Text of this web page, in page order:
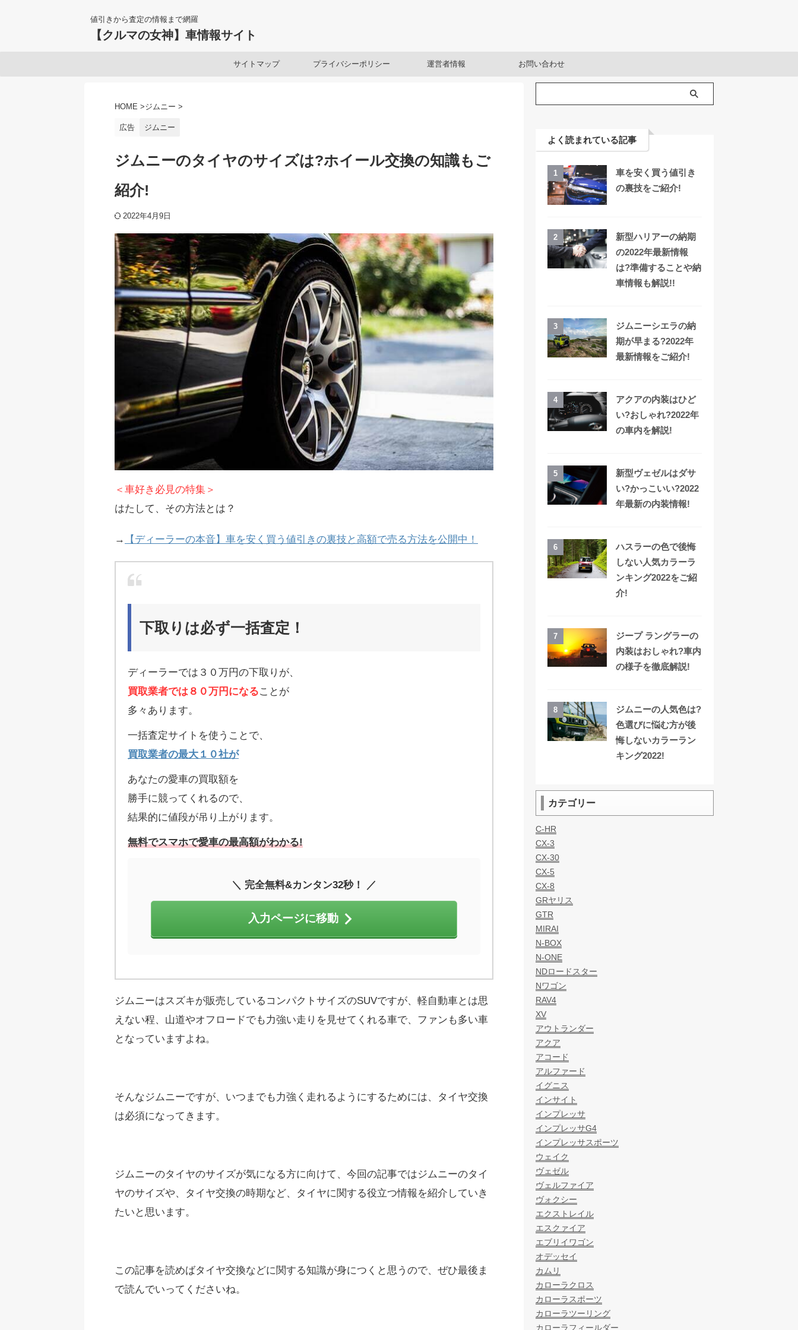
値引きから査定の情報まで網羅
【クルマの女神】車情報サイト
サイトマップ プライバシーポリシー 運営者情報 お問い合わせ
HOME >ジムニー >
広告 ジムニー
ジムニーのタイヤのサイズは?ホイール交換の知識もご
紹介!
2022年4月9日
＜車好き必見の特集＞
はたして、その方法とは？
→ 【ディーラーの本音】車を安く買う値引きの裏技と高額で売る方法を公開中！
下取りは必ず一括査定！
ディーラーでは３０万円の下取りが、
買取業者では８０万円になることが
多々あります。
一括査定サイトを使うことで、
買取業者の最大１０社が
あなたの愛車の買取額を
勝手に競ってくれるので、
結果的に値段が吊り上がります。
無料でスマホで愛車の最高額がわかる!
＼ 完全無料&カンタン32秒！ ／
入力ページに移動
ジムニーはスズキが販売しているコンパクトサイズのSUVですが、軽自動車とは思
えない程、山道やオフロードでも力強い走りを見せてくれる車で、ファンも多い車
となっていますよね。
そんなジムニーですが、いつまでも力強く走れるようにするためには、タイヤ交換
は必須になってきます。
ジムニーのタイヤのサイズが気になる方に向けて、 今回の記事ではジムニーのタイ
ヤのサイズや、タイヤ交換の時期など、タイヤに関する役立つ情報を紹介していき
たいと思います。
この記事を読めばタイヤ交換などに関する知識が身につくと思うので、ぜひ最後ま
で読んでいってくださいね。
よく読まれている記事
1
車を安く買う値引き
の裏技をご紹介!
2
新型ハリアーの納期
の2022年最新情報
は?準備することや納
車情報も解説!!
3
ジムニーシエラの納
期が早まる?2022年
最新情報をご紹介!
4
アクアの内装はひど
い?おしゃれ?2022年
の車内を解説!
5
新型ヴェゼルはダサ
い?かっこいい?2022
年最新の内装情報!
6
ハスラーの色で後悔
しない人気カラーラ
ンキング2022をご紹
介!
7
ジープ ラングラーの
内装はおしゃれ?車内
の様子を徹底解説!
8
ジムニーの人気色は?
色選びに悩む方が後
悔しないカラーラン
キング2022!
カテゴリー
C-HR
CX-3
CX-30
CX-5
CX-8
GRヤリス
GTR
MIRAI
N-BOX
N-ONE
NDロードスター
Nワゴン
RAV4
XV
アウトランダー
アクア
アコード
アルファード
イグニス
インサイト
インプレッサ
インプレッサG4
インプレッサスポーツ
ウェイク
ヴェゼル
ヴェルファイア
ヴォクシー
エクストレイル
エスクァイア
エブリイワゴン
オデッセイ
カムリ
カローラクロス
カローラスポーツ
カローラツーリング
カローラフィールダー